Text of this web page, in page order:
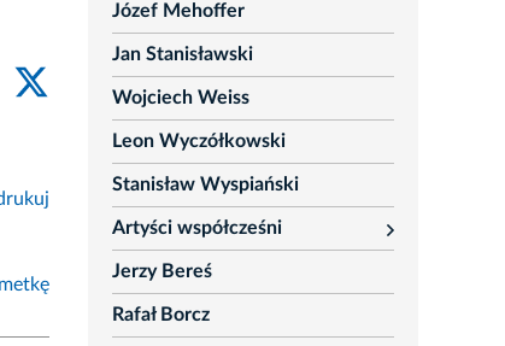
Józef Mehoffer
Jan Stanisławski
Wojciech Weiss
Leon Wyczółkowski
Stanisław Wyspiański
Artyści współcześni
rozwiń
Jerzy Bereś
Rafał Borcz